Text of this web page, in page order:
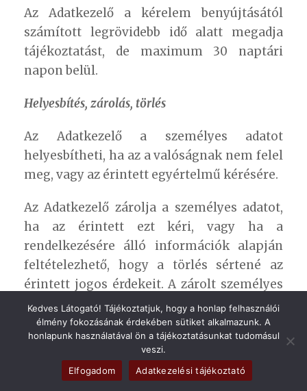
Az Adatkezelő a kérelem benyújtásától
számított legrövidebb idő alatt megadja
tájékoztatást, de maximum 30 naptári
napon belül.
Helyesbítés, zárolás, törlés
Az Adatkezelő a személyes adatot
helyesbítheti, ha az a valóságnak nem felel
meg, vagy az érintett egyértelmű kérésére.
Az Adatkezelő zárolja a személyes adatot,
ha az érintett ezt kéri, vagy ha a
rendelkezésére álló információk alapján
feltételezhető, hogy a törlés sértené az
érintett jogos érdekeit. A zárolt személyes
adat kizárólag addig kezelhető, ameddig
fennáll az az adatkezelési cél, amely a
személyes adat törlését kizárta.
Az Adatkezelő a személyes adatot törli, ha:
Kedves Látogató! Tájékoztatjuk, hogy a honlap felhasználói
élmény fokozásának érdekében sütiket alkalmazunk. A
honlapunk használatával ön a tájékoztatásunkat tudomásul
veszi.
Elfogadom
Adatkezelési tájékoztató